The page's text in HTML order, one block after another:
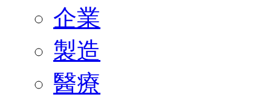
企業
製造
醫療